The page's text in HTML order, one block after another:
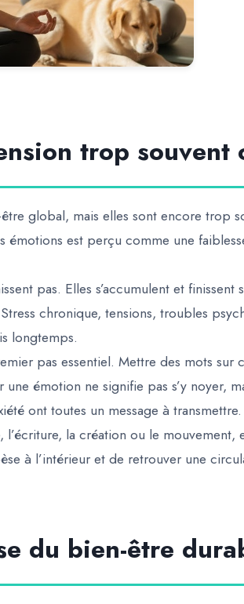
trop souvent
global, mais elles sont encore trop
émotions est perçu comme une
pas. Elles s’accumulent et finissent
chronique, tensions, troubles
longtemps.
pas essentiel. Mettre des mots sur
émotion ne signifie pas s’y noyer,
ont toutes un message à transmettre.
la création ou le mouvement,
à l’intérieur et de retrouver une
du bien-être